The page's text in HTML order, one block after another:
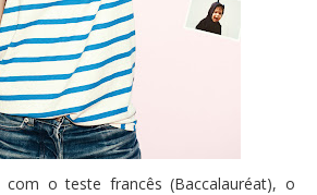
o teste francês (Baccalauréat), o